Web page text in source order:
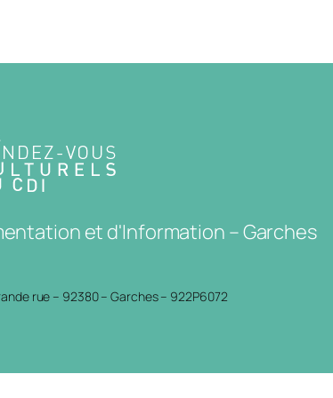
et d'Information – Garches
rue – 92380 – Garches – 922P6072